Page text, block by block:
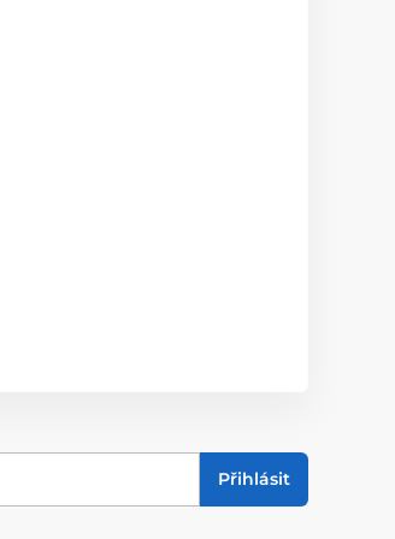
Přihlásit